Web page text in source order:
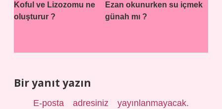
Koful ve Lizozomu ne
oluşturur ?
Ezan okunurken su içmek
günah mı ?
Bir yanıt yazın
E-posta adresiniz yayınlanmayacak.